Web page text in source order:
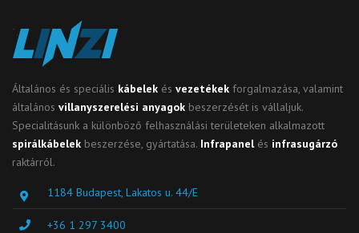
Általános és speciális kábelek és vezetékek forgalmazása, valamint
általános villanyszerelési anyagok beszerzését is vállaljuk.
Specialitásunk a különböző felhasználási területeken alkalmazott
spirálkábelek beszerzése, gyártatása. Infrapanel és infrasugárzó
raktárról.
1184 Budapest, Lakatos u. 44/E
+36 1 297 3400